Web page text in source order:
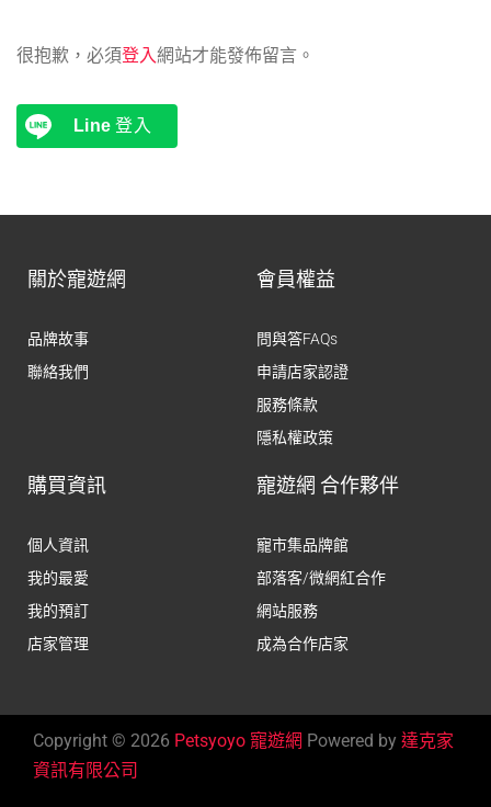
很抱歉，必須登入網站才能發佈留言。
Line 登入
關於寵遊網
品牌故事
聯絡我們
會員權益
問與答FAQs
申請店家認證
服務條款
隱私權政策
購買資訊
個人資訊
我的最愛
我的預訂
店家管理
寵遊網 合作夥伴
寵市集品牌館
部落客/微網紅合作
網站服務
成為合作店家
Copyright © 2026 Petsyoyo 寵遊網 Powered by 達克家
資訊有限公司